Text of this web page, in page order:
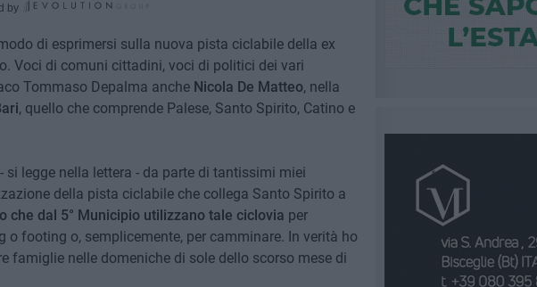
by
di esprimersi sulla nuova pista ciclabile della ex
Voci di comuni cittadini, voci di politici dei vari
Tommaso Depalma anche Nicola De Matteo, nella
, quello che comprende Palese, Santo Spirito, Catino e
si legge nella lettera - da parte di tantissimi miei
della pista ciclabile che collega Santo Spirito a
che dal 5° Municipio utilizzano tale ciclovia per
footing o, semplicemente, per camminare. In verità ho
famiglie nelle domeniche di sole dello scorso mese di